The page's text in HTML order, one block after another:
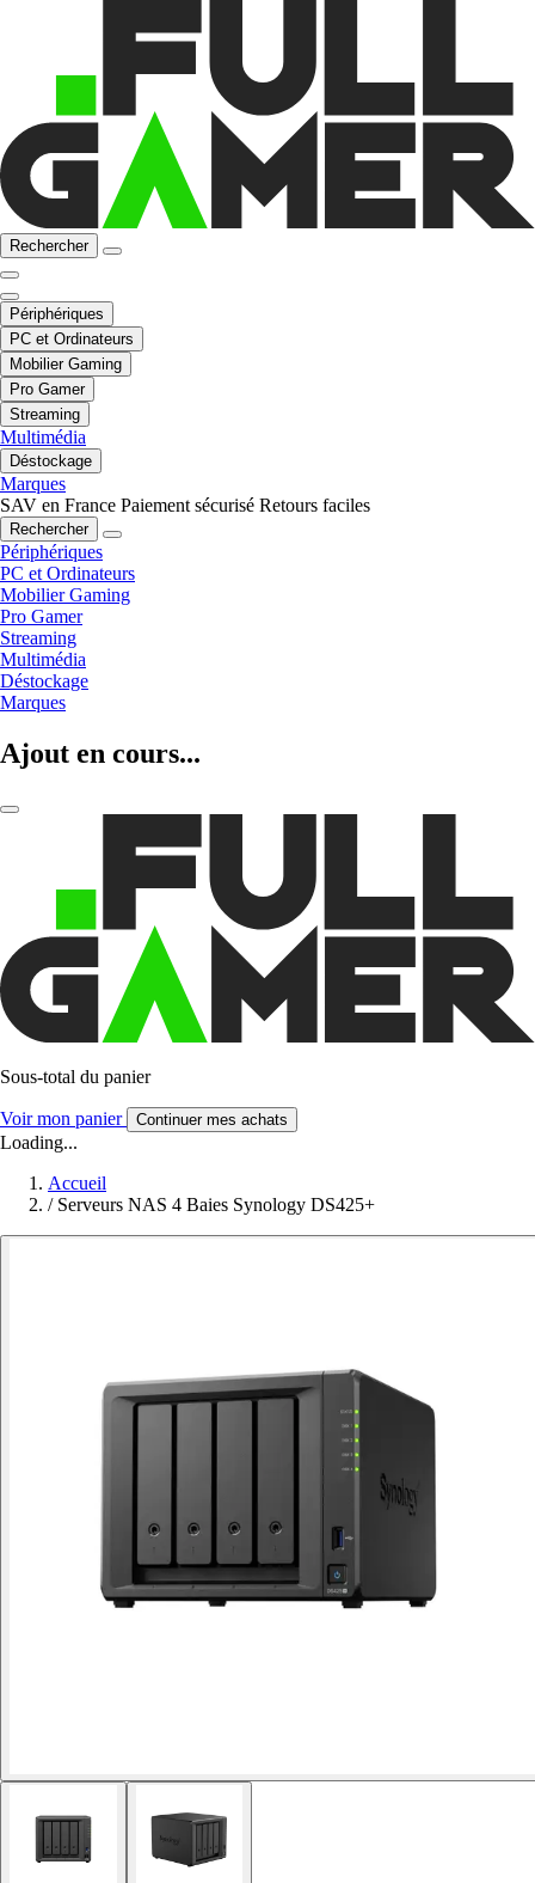
Rechercher
Périphériques
PC et Ordinateurs
Mobilier Gaming
Pro Gamer
Streaming
Multimédia
Déstockage
Marques
SAV en France Paiement sécurisé Retours faciles
Rechercher
Périphériques
PC et Ordinateurs
Mobilier Gaming
Pro Gamer
Streaming
Multimédia
Déstockage
Marques
Ajout en cours...
Sous-total du panier
Voir mon panier Continuer mes achats
Loading...
Accueil
/ Serveurs NAS 4 Baies Synology DS425+